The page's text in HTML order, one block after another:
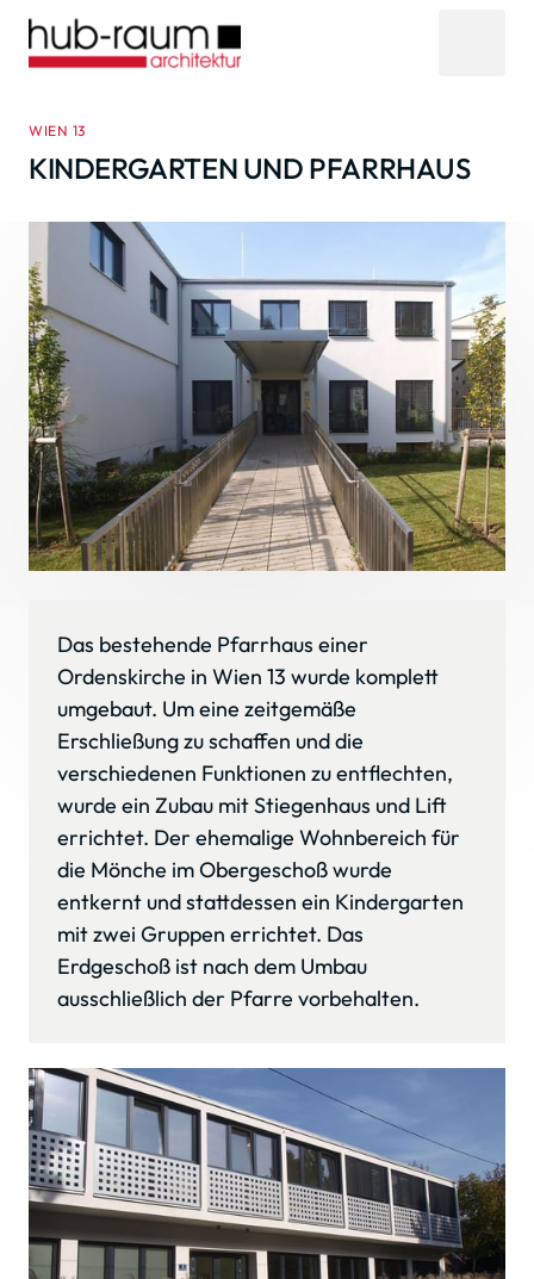
WIEN 13
KINDERGARTEN UND PFARRHAUS
Das bestehende Pfarrhaus einer
Ordenskirche in Wien 13 wurde komplett
umgebaut. Um eine zeitgemäße
Erschließung zu schaffen und die
verschiedenen Funktionen zu entflechten,
wurde ein Zubau mit Stiegenhaus und Lift
errichtet. Der ehemalige Wohnbereich für
die Mönche im Obergeschoß wurde
entkernt und stattdessen ein Kindergarten
mit zwei Gruppen errichtet. Das
Erdgeschoß ist nach dem Umbau
ausschließlich der Pfarre vorbehalten.